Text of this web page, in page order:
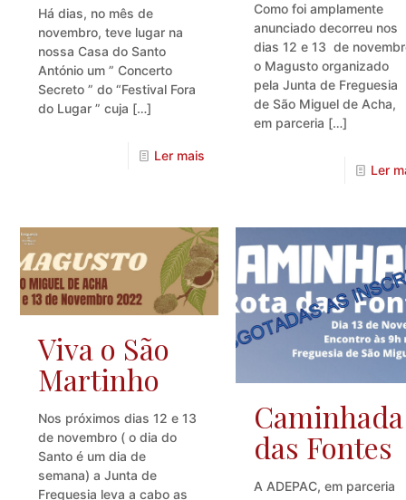
Há dias, no mês de
novembro, teve lugar na
nossa Casa do Santo
António um ” Concerto
Secreto ” do “Festival Fora
do Lugar ” cuja […]
Ler mais
Como foi amplamente
anunciado decorreu nos
dias 12 e 13 de
o Magusto organizado
pela Junta de Freguesia
de São Miguel de Acha,
em parceria […]
Ler
Viva o São
Martinho
Nos próximos dias 12 e 13
de novembro ( o dia do
Santo é um dia de
semana) a Junta de
Freguesia leva a cabo as
Caminhada
das Fontes
A ADEPAC, em parceria